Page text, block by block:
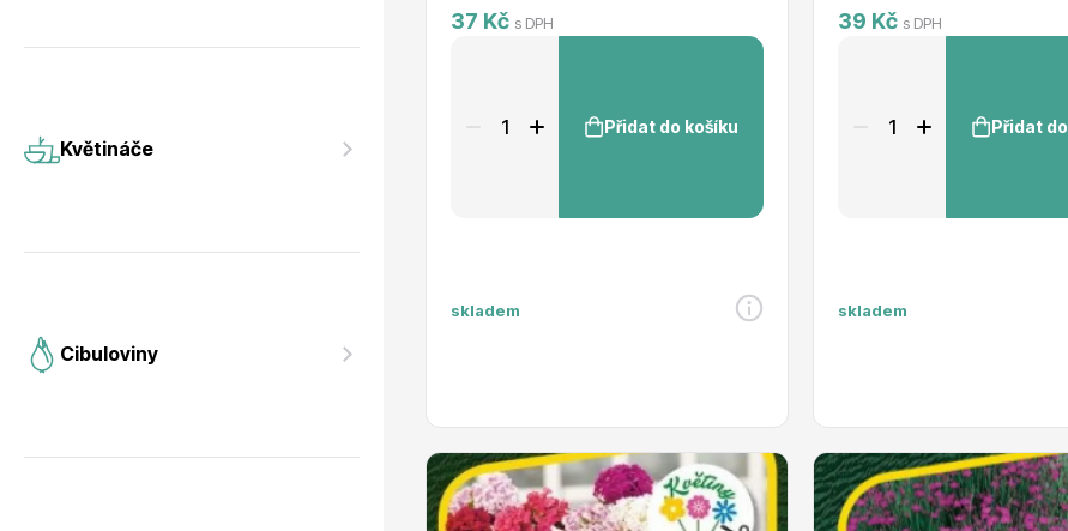
37 Kč s DPH
Přidat do košíku
skladem
39 Kč s DPH
Přidat
skladem
Květináče
Cibuloviny